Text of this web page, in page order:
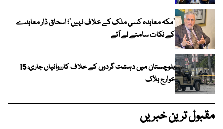
‘مکہ معاہدہ کسی ملک کے خلاف نہیں’؛ اسحاق ڈار معاہدے
کے نکات سامنے لے آئے
بلوچستان میں دہشت گردوں کے خلاف کارروائیاں جاری، 15
خوارج ہلاک
مقبول ترین خبریں